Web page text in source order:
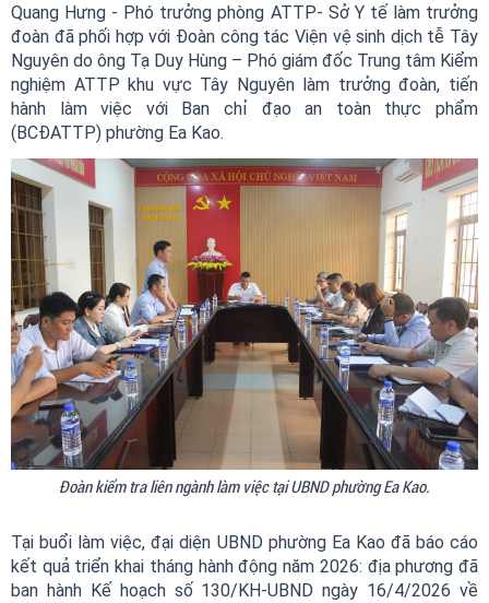
Quang Hưng - Phó trưởng phòng ATTP- Sở Y tế làm trưởng
đoàn đã phối hợp với Đoàn công tác Viện vệ sinh dịch tễ Tây
Nguyên do ông Tạ Duy Hùng – Phó giám đốc Trung tâm Kiểm
nghiệm ATTP khu vực Tây Nguyên làm trưởng đoàn, tiến
hành làm việc với Ban chỉ đạo an toàn thực phẩm
(BCĐATTP) phường Ea Kao.
Đoàn kiểm tra liên ngành làm việc tại UBND phường Ea Kao.
Tại buổi làm việc, đại diện UBND phường Ea Kao đã báo cáo
kết quả triển khai tháng hành động năm 2026: địa phương đã
ban hành Kế hoạch số 130/KH-UBND ngày 16/4/2026 về